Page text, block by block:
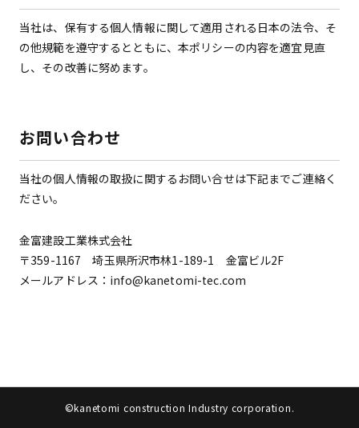
当社は、保有する個人情報に関して適用される日本の法令、そ
の他規範を遵守するとともに、本ポリシーの内容を適宜見直
し、その改善に努めます。
お問い合わせ
当社の個人情報の取扱に関するお問い合せは下記までご連絡く
ださい。
金富建設工業株式会社
〒359-1167 埼玉県所沢市林1-189-1 金富ビル2F
メールアドレス：info@kanetomi-tec.com
©︎kanetomi construction Industry corporation.